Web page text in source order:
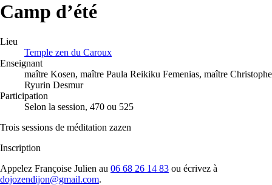
Camp d’été
Lieu
Temple zen du Caroux
Enseignant
maître Kosen, maître Paula Reikiku Femenias, maître Christophe
Ryurin Desmur
Participation
Selon la session, 470 ou 525
Trois sessions de méditation zazen
Inscription
Appelez Françoise Julien au 06 68 26 14 83 ou écrivez à
dojozendijon@gmail.com.